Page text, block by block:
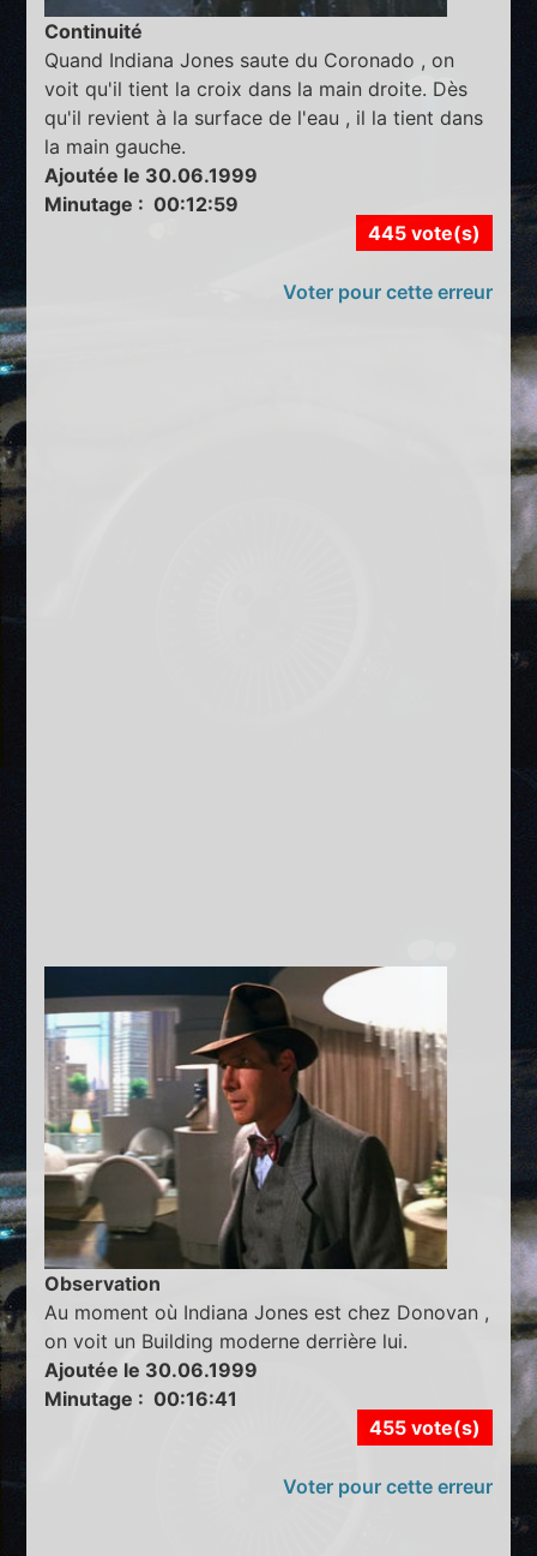
Continuité
Quand Indiana Jones saute du Coronado , on
voit qu'il tient la croix dans la main droite. Dès
qu'il revient à la surface de l'eau , il la tient dans
la main gauche.
Ajoutée le 30.06.1999
Minutage : 00:12:59
445 vote(s)
Voter pour cette erreur
Observation
Au moment où Indiana Jones est chez Donovan ,
on voit un Building moderne derrière lui.
Ajoutée le 30.06.1999
Minutage : 00:16:41
455 vote(s)
Voter pour cette erreur